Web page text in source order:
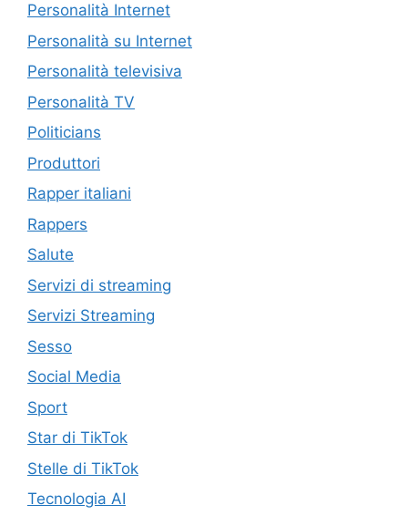
Personalità Internet
Personalità su Internet
Personalità televisiva
Personalità TV
Politicians
Produttori
Rapper italiani
Rappers
Salute
Servizi di streaming
Servizi Streaming
Sesso
Social Media
Sport
Star di TikTok
Stelle di TikTok
Tecnologia AI